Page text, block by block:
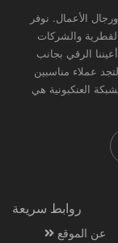
الأعمال. نوفر
والشركات
الرقي بجانب
عملاء مناسبين
العنكبونية هي
روابط سريعة
عن الموقع